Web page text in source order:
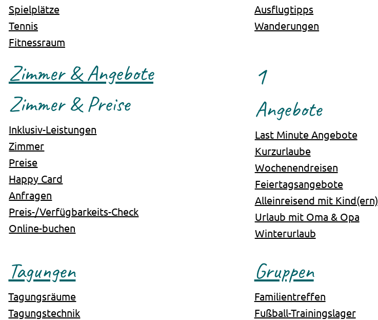
1
Angebote
Last Minute Angebote
Kurzurlaube
Wochenendreisen
Feiertagsangebote
Alleinreisend mit Kind(ern)
Urlaub mit Oma & Opa
Winterurlaub
Zimmer & Angebote
Zimmer & Preise
Inklusiv-Leistungen
Zimmer
Preise
Happy Card
Anfragen
Preis-/Verfügbarkeits-Check
Online-buchen
Ausflugtipps
Wanderungen
Spielplätze
Tennis
Fitnessraum
Gruppen
Familientreffen
Fußball-Trainingslager
Tagungen
Tagungsräume
Tagungstechnik